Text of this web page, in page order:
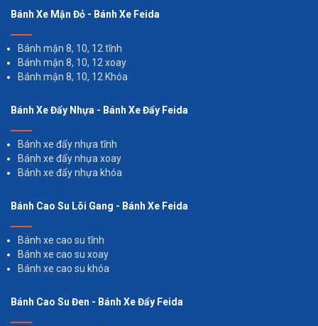
Bánh Xe Mận Đỏ - Bánh Xe Feida
Bánh mận 8, 10, 12 tĩnh
Bánh mận 8, 10, 12 xoay
Bánh mận 8, 10, 12 Khóa
Bánh Xe Đẩy Nhựa - Bánh Xe Đẩy Feida
Bánh xe đẩy nhựa tĩnh
Bánh xe đẩy nhựa xoay
Bánh xe đẩy nhựa khóa
Bánh Cao Su Lõi Gang - Bánh Xe Feida
Bánh xe cao su tĩnh
Bánh xe cao su xoay
Bánh xe cao su khóa
Bánh Cao Su Đen - Bánh Xe Đẩy Feida